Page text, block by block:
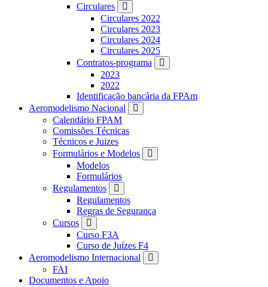
Circulares
Circulares 2022
Circulares 2023
Circulares 2024
Circulares 2025
Contratos-programa
2023
2022
Identificação bancária da FPAm
Aeromodelismo Nacional
Calendário FPAM
Comissões Técnicas
Técnicos e Juizes
Formulários e Modelos
Modelos
Formulários
Regulamentos
Regulamentos
Regras de Segurança
Cursos
Curso F3A
Curso de Juízes F4
Aeromodelismo Internacional
FAI
Documentos e Apoio